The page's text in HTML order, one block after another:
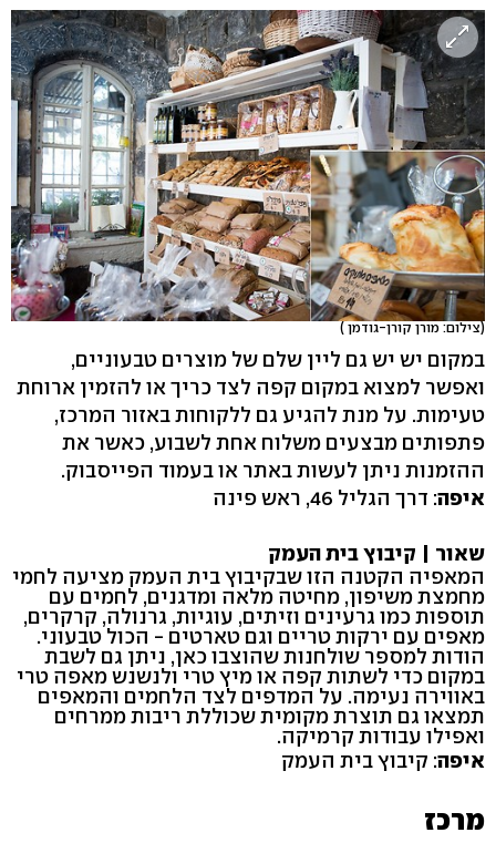
(צילום: מורן קורן-גודמן )
במקום יש יש גם ליין שלם של מוצרים טבעוניים,
ואפשר למצוא במקום קפה לצד כריך או להזמין ארוחת
טעימות. על מנת להגיע גם ללקוחות באזור המרכז,
פתפותים מבצעים משלוח אחת לשבוע, כאשר את
ההזמנות ניתן לעשות באתר או בעמוד הפייסבוק.
איפה: דרך הגליל 46, ראש פינה
שאור | קיבוץ בית העמק
המאפיה הקטנה הזו שבקיבוץ בית העמק מציעה לחמי
מחמצת משיפון, מחיטה מלאה ומדגנים, לחמים עם
תוספות כמו גרעינים וזיתים, עוגיות, גרנולה, קרקרים,
מאפים עם ירקות טריים וגם טארטים - הכול טבעוני.
הודות למספר שולחנות שהוצבו כאן, ניתן גם לשבת
במקום כדי לשתות קפה או מיץ טרי ולנשנש מאפה טרי
באווירה נעימה. על המדפים לצד הלחמים והמאפים
תמצאו גם תוצרת מקומית שכוללת ריבות ממרחים
ואפילו עבודות קרמיקה.
איפה: קיבוץ בית העמק
מרכז